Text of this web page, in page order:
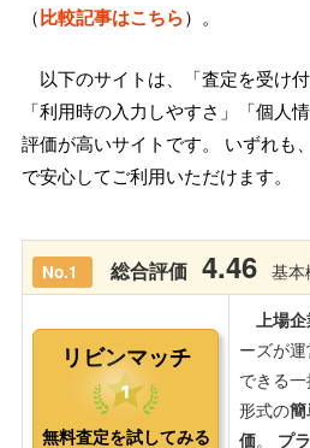
（比較記事はこちら）。
以下のサイトは、「査定を受け
「利用時の入力しやすさ」「個人
評価が高いサイトです。 いずれも
で安心してご利用いただけます。